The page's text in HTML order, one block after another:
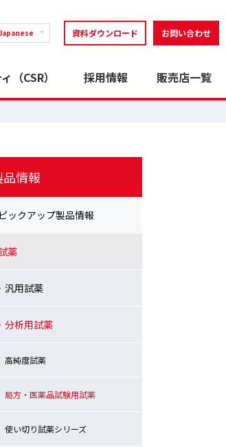
資料ダウンロード お問い合わせ
（CSR） 採用情報 販売店一覧
品情報
ピックアップ製品情報
薬
汎用試薬
分析用試薬
高純度試薬
局方・医薬品試験用試薬
使い切り試薬シリーズ